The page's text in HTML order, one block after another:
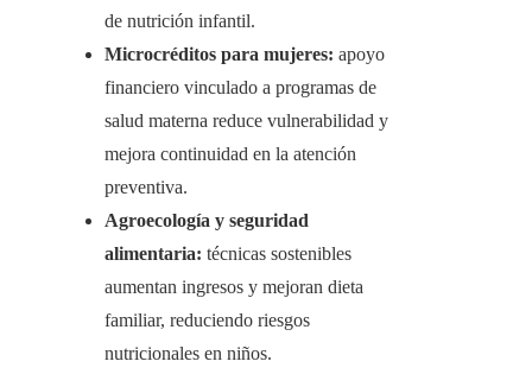
de nutrición infantil.
Microcréditos para mujeres: apoyo
financiero vinculado a programas de
salud materna reduce vulnerabilidad y
mejora continuidad en la atención
preventiva.
Agroecología y seguridad
alimentaria: técnicas sostenibles
aumentan ingresos y mejoran dieta
familiar, reduciendo riesgos
nutricionales en niños.